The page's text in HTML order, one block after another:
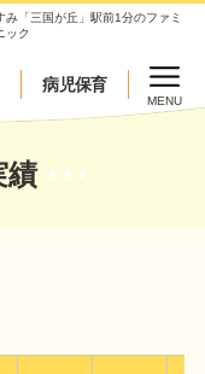
み「三国が丘」駅前1分のファミ
ック
病児保育
MENU
績